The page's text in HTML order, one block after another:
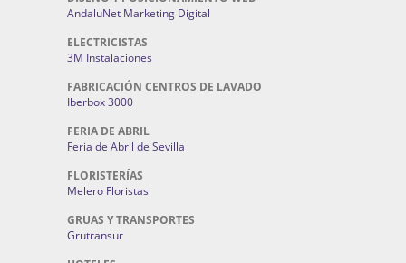
AndaluNet Marketing Digital
ELECTRICISTAS
3M Instalaciones
FABRICACIÓN CENTROS DE LAVADO
Iberbox 3000
FERIA DE ABRIL
Feria de Abril de Sevilla
FLORISTERÍAS
Melero Floristas
GRUAS Y TRANSPORTES
Grutransur